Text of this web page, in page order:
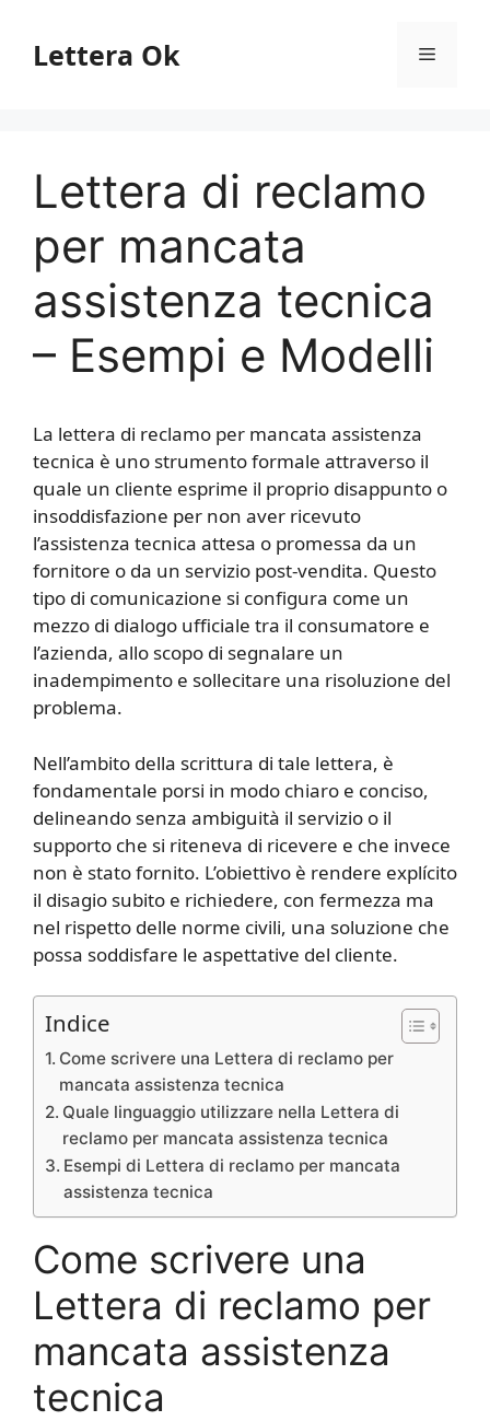
contenuto
Lettera Ok Menu
Lettera di reclamo
per mancata
assistenza tecnica
– Esempi e Modelli
La lettera di reclamo per mancata assistenza
tecnica è uno strumento formale attraverso il
quale un cliente esprime il proprio disappunto o
insoddisfazione per non aver ricevuto
l’assistenza tecnica attesa o promessa da un
fornitore o da un servizio post-vendita. Questo
tipo di comunicazione si configura come un
mezzo di dialogo ufficiale tra il consumatore e
l’azienda, allo scopo di segnalare un
inadempimento e sollecitare una risoluzione del
problema.
Nell’ambito della scrittura di tale lettera, è
fondamentale porsi in modo chiaro e conciso,
delineando senza ambiguità il servizio o il
supporto che si riteneva di ricevere e che invece
non è stato fornito. L’obiettivo è rendere explícito
il disagio subito e richiedere, con fermezza ma
nel rispetto delle norme civili, una soluzione che
possa soddisfare le aspettative del cliente.
Indice
Come scrivere una Lettera di reclamo per
mancata assistenza tecnica
Quale linguaggio utilizzare nella Lettera di
reclamo per mancata assistenza tecnica
Esempi di Lettera di reclamo per mancata
assistenza tecnica
Come scrivere una
Lettera di reclamo per
mancata assistenza
tecnica